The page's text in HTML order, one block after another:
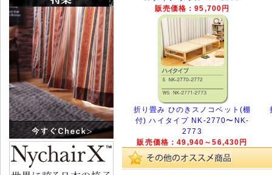
販売価格：95,700円
折り畳み ひのきスノコベット(棚
付) ハイタイプ NK-2770〜NK-
2773
販売価格：49,940～56,430円